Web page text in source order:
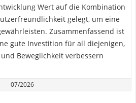
Wert auf die Kombination
gelegt, um eine
Zusammenfassend ist
gute Investition für all diejenigen,
Beweglichkeit verbessern
07/2026